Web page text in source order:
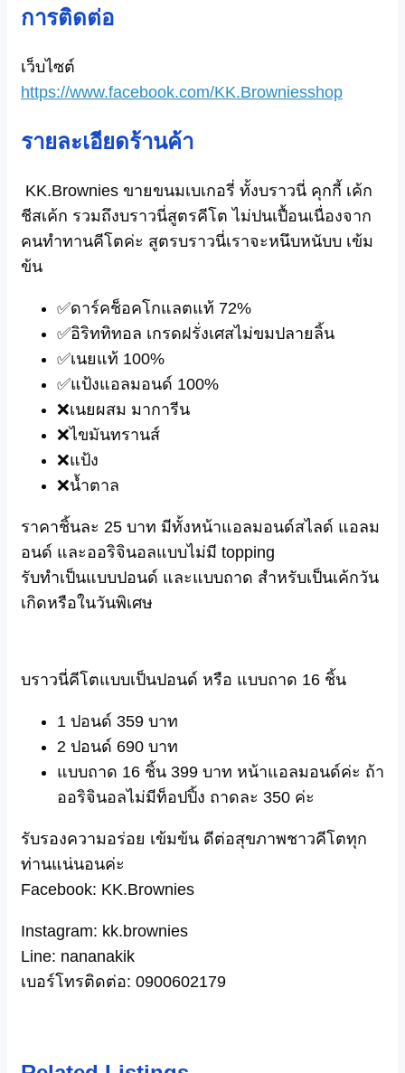
การติดต่อ
เว็บไซต์
https://www.facebook.com/KK.Browniesshop
รายละเอียดร้านค้า
KK.Brownies ขายขนมเบเกอรี่ ทั้งบราวนี่ คุกกี้ เค้ก
ชีสเค้ก รวมถึงบราวนี่สูตรคีโต ไม่ปนเปื้อนเนื่องจาก
คนทำทานคีโตค่ะ สูตรบราวนี่เราจะหนึบหนับบ เข้ม
ข้น
✅ดาร์คช็อคโกแลตแท้ 72%
✅อิริททิทอล เกรดฝรั่งเศสไม่ขมปลายลิ้น
✅เนยแท้ 100%
✅แป้งแอลมอนด์ 100%
❌เนยผสม มาการีน
❌ไขมันทรานส์
❌แป้ง
❌น้ำตาล
️️ราคาชิ้นละ 25 บาท มีทั้งหน้าแอลมอนด์สไลด์ แอลม
อนด์ และออริจินอลแบบไม่มี topping
รับทำเป็นแบบปอนด์ และแบบถาด สำหรับเป็นเค้กวัน
เกิดหรือในวันพิเศษ
บราวนี่คีโตแบบเป็นปอนด์ หรือ แบบถาด 16 ชิ้น
1 ปอนด์ 359 บาท
2 ปอนด์ 690 บาท
แบบถาด 16 ชิ้น 399 บาท หน้าแอลมอนด์ค่ะ ถ้า
ออริจินอลไม่มีท็อปปิ้ง ถาดละ 350 ค่ะ
รับรองความอร่อย เข้มข้น ดีต่อสุขภาพชาวคีโตทุก
ท่านแน่นอนค่ะ
Facebook: KK.Brownies
Instagram: kk.brownies
Line: nananakik
เบอร์โทรติดต่อ: 0900602179